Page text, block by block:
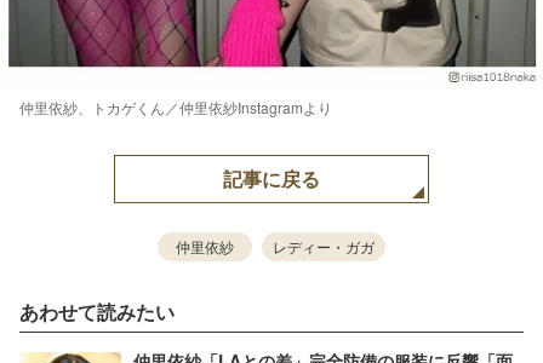
仲里依紗、トカゲくん／仲里依紗Instagramより
記事に戻る
仲里依紗 レディー・ガガ
あわせて読みたい